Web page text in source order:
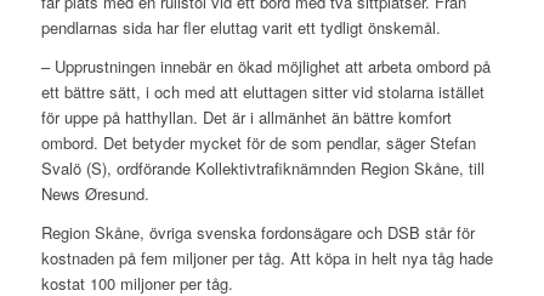
pendlarnas sida har fler eluttag varit ett tydligt önskemål.
– Upprustningen innebär en ökad möjlighet att arbeta ombord på
ett bättre sätt, i och med att eluttagen sitter vid stolarna istället
för uppe på hatthyllan. Det är i allmänhet än bättre komfort
ombord. Det betyder mycket för de som pendlar, säger Stefan
Svalö (S), ordförande Kollektivtrafiknämnden Region Skåne, till
News Øresund.
Region Skåne, övriga svenska fordonsägare och DSB står för
kostnaden på fem miljoner per tåg. Att köpa in helt nya tåg hade
kostat 100 miljoner per tåg.